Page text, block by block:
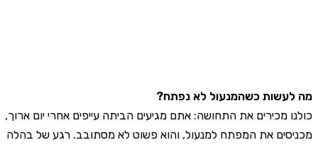
כשהמנעול לא נפתח?
מכירים את התחושה: אתם מגיעים הביתה עייפים אחרי יום ארוך,
את המפתח למנעול, והוא פשוט לא מסתובב. רגע של בהלה